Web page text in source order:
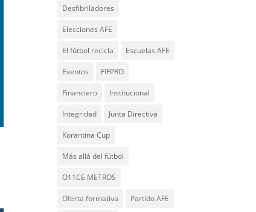
Desfibriladores
Elecciones AFE
El fútbol recicla Escuelas AFE
Eventos FIFPRO
Financiero Institucional
Integridad Junta Directiva
Korantina Cup
Más allá del fútbol
O11CE METROS
Oferta formativa Partido AFE